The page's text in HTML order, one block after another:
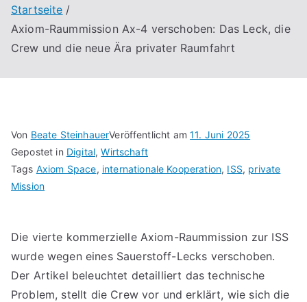
Startseite
Axiom-Raummission Ax-4 verschoben: Das Leck, die
Crew und die neue Ära privater Raumfahrt
Von Beate SteinhauerVeröffentlicht am11. Juni 2025
Gepostet in Digital,Wirtschaft
Tags Axiom Space, internationale Kooperation, ISS, private
Mission
Die vierte kommerzielle Axiom-Raummission zur ISS
wurde wegen eines Sauerstoff-Lecks verschoben.
Der Artikel beleuchtet detailliert das technische
Problem, stellt die Crew vor und erklärt, wie sich die